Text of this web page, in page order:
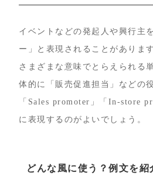
イベントなどの発起人や興行主
ー」と表現されることがあります
さまざまな意味でとらえられる
体的に「販売促進担当」などの
「Sales promoter」「In-store
に表現するのがよいでしょう。
どんな風に使う？例文を紹